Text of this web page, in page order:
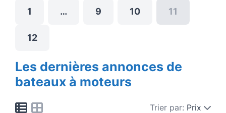
1 … 9 10 11
12
Les dernières annonces de
bateaux à moteurs
Trier par: Prix